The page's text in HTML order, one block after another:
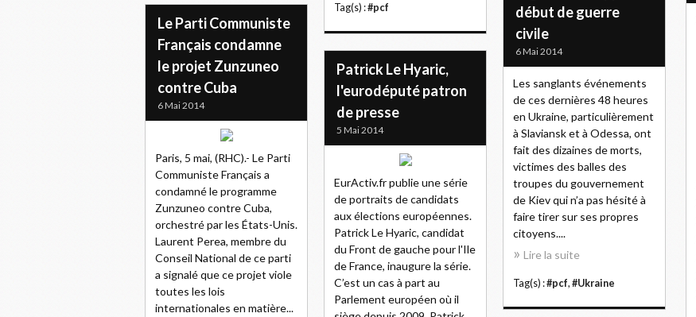
Tag(s) :#pcf
début de guerre
civile
6 Mai 2014
Les sanglants événements
de ces dernières 48 heures
en Ukraine, particulièrement
à Slaviansk et à Odessa, ont
fait des dizaines de morts,
victimes des balles des
troupes du gouvernement
de Kiev qui n’a pas hésité à
faire tirer sur ses propres
citoyens....
Lire la suite
Tag(s) :#pcf, #Ukraine
Le Parti Communiste
Français condamne
le projet Zunzuneo
contre Cuba
6 Mai 2014
Paris, 5 mai, (RHC).- Le Parti
Communiste Français a
condamné le programme
Zunzuneo contre Cuba,
orchestré par les États-Unis.
Laurent Perea, membre du
Conseil National de ce parti
a signalé que ce projet viole
toutes les lois
internationales en matière...
Patrick Le Hyaric,
l'eurodéputé patron
de presse
5 Mai 2014
EurActiv.fr publie une série
de portraits de candidats
aux élections européennes.
Patrick Le Hyaric, candidat
du Front de gauche pour l'Ile
de France, inaugure la série.
C’est un cas à part au
Parlement européen où il